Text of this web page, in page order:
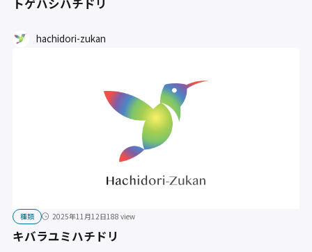
トゲハシハチドリ
hachidori-zukan
種類 2025年11月12日188 view
キバラユミハチドリ